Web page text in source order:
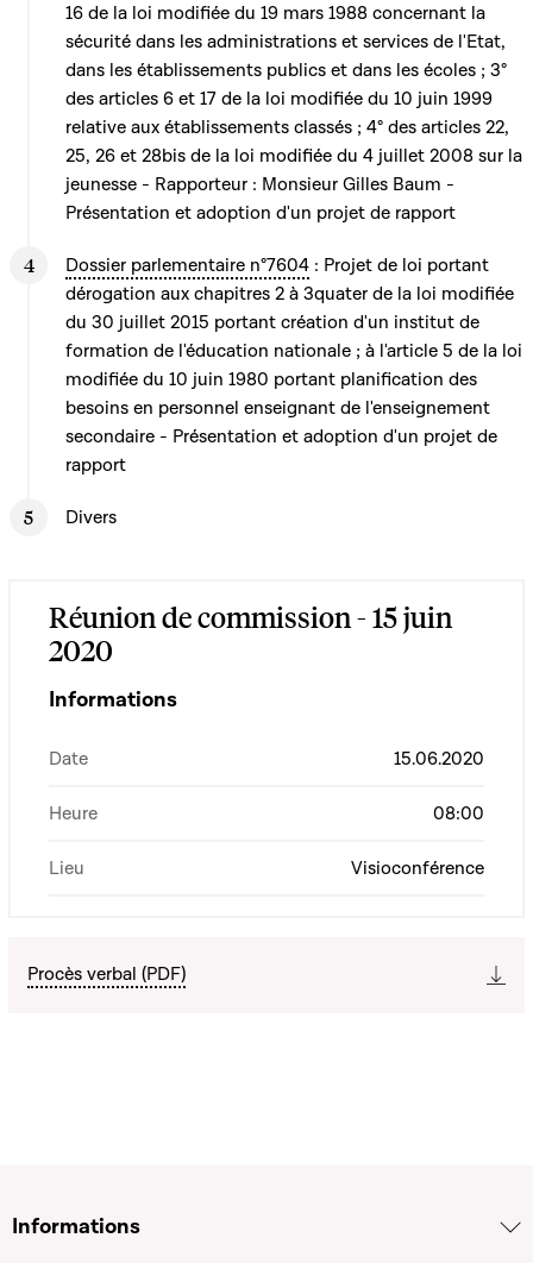
16 de la loi modifiée du 19 mars 1988 concernant la
sécurité dans les administrations et services de l'Etat,
dans les établissements publics et dans les écoles ; 3°
des articles 6 et 17 de la loi modifiée du 10 juin 1999
relative aux établissements classés ; 4° des articles 22,
25, 26 et 28bis de la loi modifiée du 4 juillet 2008 sur la
jeunesse - Rapporteur : Monsieur Gilles Baum -
Présentation et adoption d'un projet de rapport
Dossier parlementaire n°7604 : Projet de loi portant
dérogation aux chapitres 2 à 3quater de la loi modifiée
du 30 juillet 2015 portant création d'un institut de
formation de l'éducation nationale ; à l'article 5 de la loi
modifiée du 10 juin 1980 portant planification des
besoins en personnel enseignant de l'enseignement
secondaire - Présentation et adoption d'un projet de
rapport
Divers
Réunion de commission - 15 juin
2020
Informations
Date 15.06.2020
Heure 08:00
Lieu Visioconférence
Procès verbal (PDF)
Informations